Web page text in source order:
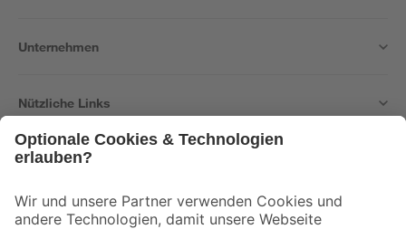
Unternehmen
Nützliche Links
Der toom Newsletter: Keine Angebote und Aktionen mehr verpassen!